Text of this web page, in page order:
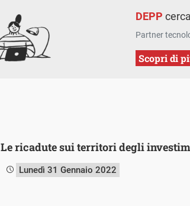
DEPP
Partner
Scopri di
Le ricadute sui territori degli
Lunedì 31 Gennaio 2022